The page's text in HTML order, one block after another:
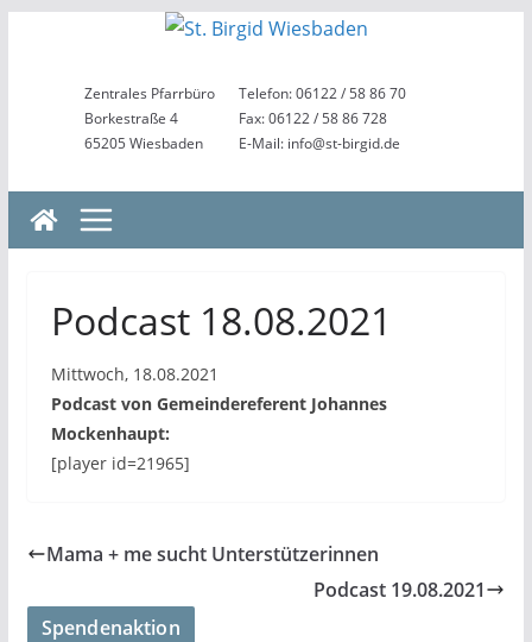
springenZentrales Pfarrbüro
Borkestraße 4
65205 Wiesbaden
Telefon: 06122 / 58 86 70
Fax: 06122 / 58 86 728
E-Mail: info@st-birgid.de
Podcast 18.08.2021
Mittwoch, 18.08.2021
Podcast von Gemeindereferent Johannes
Mockenhaupt:
[player id=21965]
Mama + me sucht Unterstützerinnen
Podcast 19.08.2021
Spendenaktion